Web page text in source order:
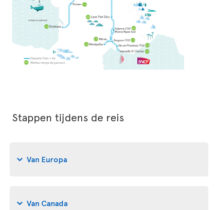
Stappen tijdens de reis
Van Europa
Van Canada